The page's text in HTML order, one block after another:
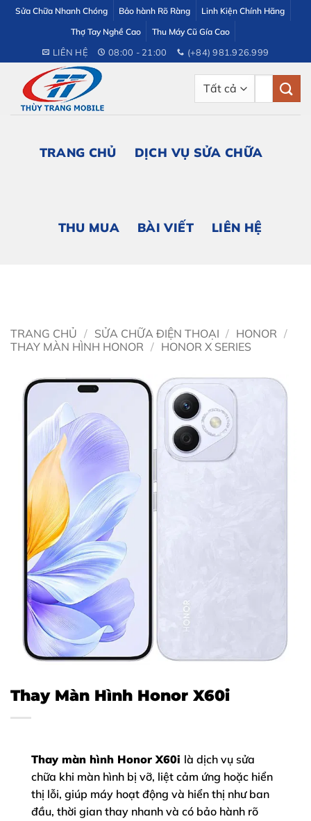
dung
Sửa Chữa Nhanh Chóng Bảo hành Rõ Ràng
Linh Kiện Chính Hãng
Thợ Tay Nghề Cao
Thu Máy Cũ Gía Cao
LIÊN HỆ 08:00 - 21:00 (+84) 981.926.999
TRANG CHỦ DỊCH VỤ SỬA CHỮA
THU MUA BÀI VIẾT LIÊN HỆ
TRANG CHỦ / SỬA CHỮA ĐIỆN THOẠI / HONOR /
THAY MÀN HÌNH HONOR / HONOR X SERIES
Thay Màn Hình Honor X60i
Thay màn hình Honor X60i là dịch vụ sửa
chữa khi màn hình bị vỡ, liệt cảm ứng hoặc hiển
thị lỗi, giúp máy hoạt động và hiển thị như ban
đầu, thời gian thay nhanh và có bảo hành rõ